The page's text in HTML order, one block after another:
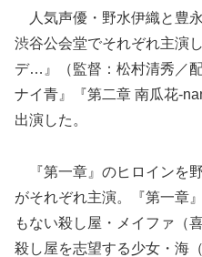
人気声優・野水伊織と豊
渋谷公会堂でそれぞれ主演
デ…』（監督：松村清秀／
ナイ青』『第二章 南瓜花-
出演した。
『第一章』のヒロインを
がそれぞれ主演。『第一章
もない殺し屋・メイファ（
殺し屋を志望する少女・海